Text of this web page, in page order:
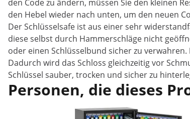
den Code zu ändern, müssen Sie den kleinen
den Hebel wieder nach unten, um den neuen
Der Schlüsselsafe ist aus einer sehr
diese selbst durch Hammerschläge nicht
oder einen Schlüsselbund sicher zu
Dadurch wird das Schloss gleichzeitig vor
Schlüssel sauber, trocken und sicher zu
Personen, die dieses